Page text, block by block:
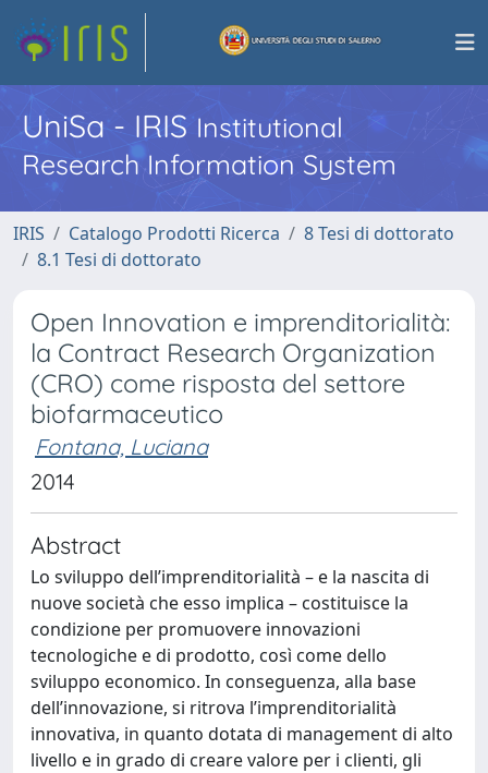
UniSa - IRISInstitutional
Research Information System
IRIS Catalogo Prodotti Ricerca
8 Tesi di dottorato
8.1 Tesi di dottorato
Open Innovation e imprenditorialità:
la Contract Research Organization
(CRO) come risposta del settore
biofarmaceutico
Fontana, Luciana
2014
Abstract
Lo sviluppo dell’imprenditorialità – e la nascita di
nuove società che esso implica – costituisce la
condizione per promuovere innovazioni
tecnologiche e di prodotto, così come dello
sviluppo economico. In conseguenza, alla base
dell’innovazione, si ritrova l’imprenditorialità
innovativa, in quanto dotata di management di alto
livello e in grado di creare valore per i clienti, gli